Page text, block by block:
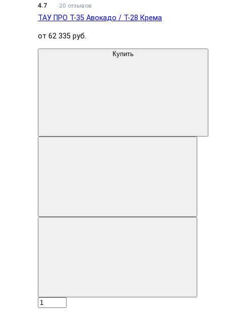
4.7 20 отзывов
ТАУ ПРО T-35 Авокадо / T-28 Крема
от 62 335 руб.
Купить